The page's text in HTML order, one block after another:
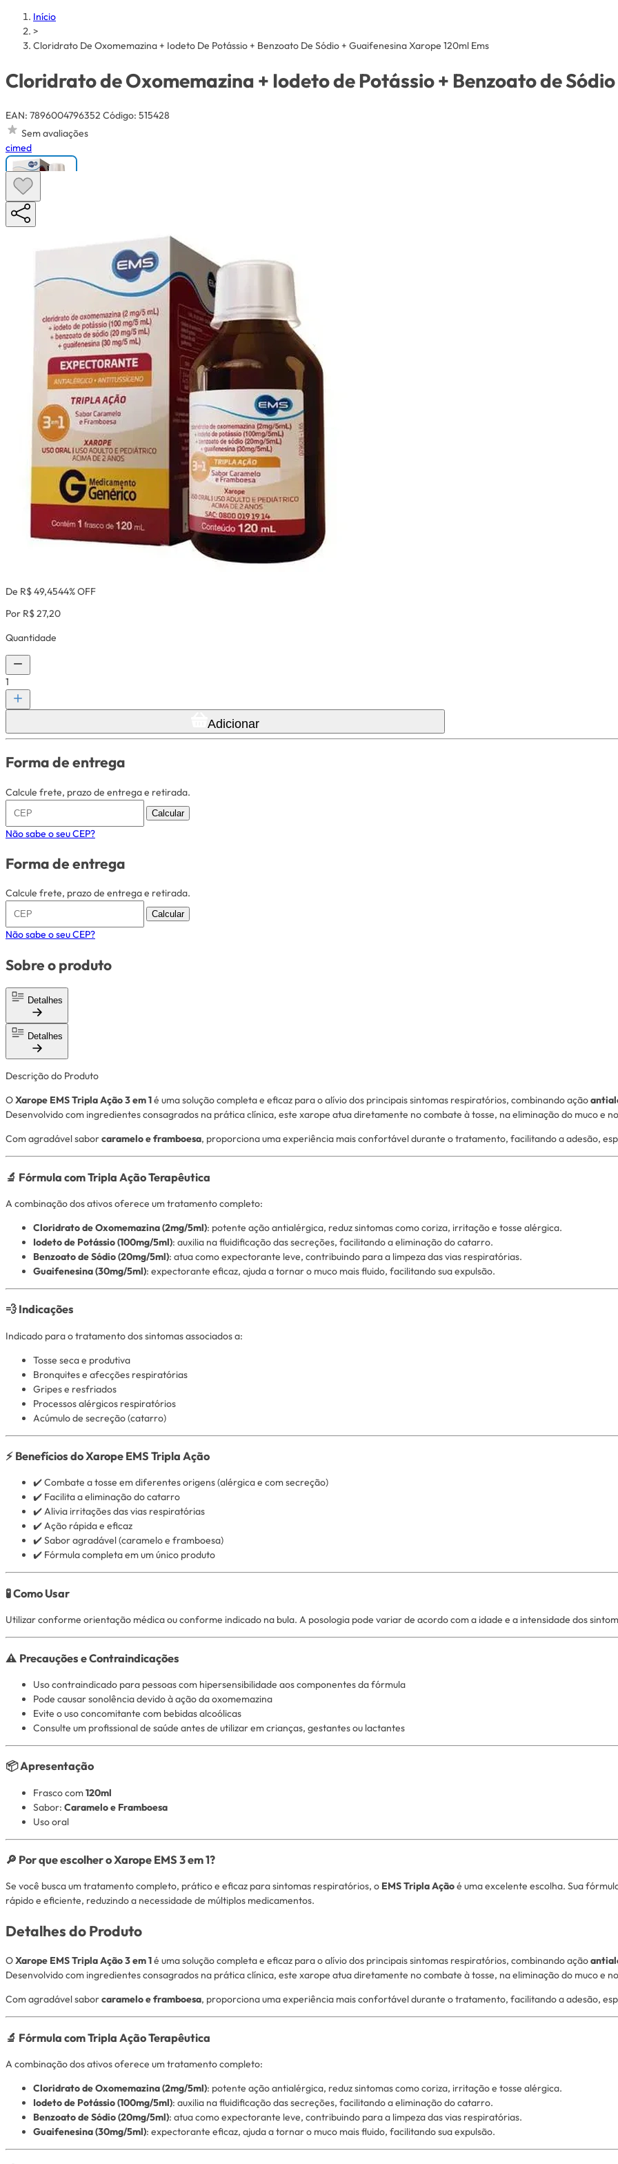
Início
>
Cloridrato De Oxomemazina + Iodeto De Potássio + Benzoato De Sódio + Guaifenesina Xarope 120ml Ems
Cloridrato de Oxomemazina + Iodeto de Potássio + Benzoato de
EAN: 7896004796352 Código: 515428
Sem avaliações
cimed
De R$ 49,4544% OFF
Por R$ 27,20
Quantidade
1
Adicionar
Forma de entrega
Calcule frete, prazo de entrega e retirada.
Calcular
Não sabe o seu CEP?
Forma de entrega
Calcule frete, prazo de entrega e retirada.
Calcular
Não sabe o seu CEP?
Sobre o produto
Detalhes
Detalhes
Descrição do Produto
OXarope EMS Tripla Ação 3 em 1é uma solução completa e eficaz para o alívio dos principais sintomas respiratórios, combinando ação
Desenvolvido com ingredientes consagrados na prática clínica, este xarope atua diretamente no combate à tosse, na eliminação do muco e
Com agradável saborcaramelo e framboesa, proporciona uma experiência mais confortável durante o tratamento, facilitando a adesão,
🔬 Fórmula com Tripla Ação Terapêutica
A combinação dos ativos oferece um tratamento completo:
Cloridrato de Oxomemazina (2mg/5ml): potente ação antialérgica, reduz sintomas como coriza, irritação e tosse alérgica.
Iodeto de Potássio (100mg/5ml): auxilia na fluidificação das secreções, facilitando a eliminação do catarro.
Benzoato de Sódio (20mg/5ml): atua como expectorante leve, contribuindo para a limpeza das vias respiratórias.
Guaifenesina (30mg/5ml): expectorante eficaz, ajuda a tornar o muco mais fluido, facilitando sua expulsão.
💨 Indicações
Indicado para o tratamento dos sintomas associados a:
Tosse seca e produtiva
Bronquites e afecções respiratórias
Gripes e resfriados
Processos alérgicos respiratórios
Acúmulo de secreção (catarro)
⚡ Benefícios do Xarope EMS Tripla Ação
✔️ Combate a tosse em diferentes origens (alérgica e com secreção)
✔️ Facilita a eliminação do catarro
✔️ Alivia irritações das vias respiratórias
✔️ Ação rápida e eficaz
✔️ Sabor agradável (caramelo e framboesa)
✔️ Fórmula completa em um único produto
🧪 Como Usar
Utilizar conforme orientação médica ou conforme indicado na bula. A posologia pode variar de acordo com a idade e a intensidade dos
⚠️ Precauções e Contraindicações
Uso contraindicado para pessoas com hipersensibilidade aos componentes da fórmula
Pode causar sonolência devido à ação da oxomemazina
Evite o uso concomitante com bebidas alcoólicas
Consulte um profissional de saúde antes de utilizar em crianças, gestantes ou lactantes
📦 Apresentação
Frasco com120ml
Sabor: Caramelo e Framboesa
Uso oral
🔎 Por que escolher o Xarope EMS 3 em 1?
Se você busca um tratamento completo, prático e eficaz para sintomas respiratórios, o EMS Tripla Açãoé uma excelente escolha. Sua
rápido e eficiente, reduzindo a necessidade de múltiplos medicamentos.
Detalhes do Produto
OXarope EMS Tripla Ação 3 em 1é uma solução completa e eficaz para o alívio dos principais sintomas respiratórios, combinando ação
Desenvolvido com ingredientes consagrados na prática clínica, este xarope atua diretamente no combate à tosse, na eliminação do muco e
Com agradável saborcaramelo e framboesa, proporciona uma experiência mais confortável durante o tratamento, facilitando a adesão,
🔬 Fórmula com Tripla Ação Terapêutica
A combinação dos ativos oferece um tratamento completo:
Cloridrato de Oxomemazina (2mg/5ml): potente ação antialérgica, reduz sintomas como coriza, irritação e tosse alérgica.
Iodeto de Potássio (100mg/5ml): auxilia na fluidificação das secreções, facilitando a eliminação do catarro.
Benzoato de Sódio (20mg/5ml): atua como expectorante leve, contribuindo para a limpeza das vias respiratórias.
Guaifenesina (30mg/5ml): expectorante eficaz, ajuda a tornar o muco mais fluido, facilitando sua expulsão.